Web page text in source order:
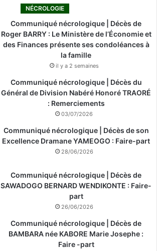
NÉCROLOGIE
Communiqué nécrologique | Décès de
Roger BARRY : Le Ministère de l’Économie et
des Finances présente ses condoléances à
la famille
il y a 2 semaines
Communiqué nécrologique | Décès du
Général de Division Nabéré Honoré TRAORÉ
: Remerciements
03/07/2026
Communiqué nécrologique | Décès de son
Excellence Dramane YAMEOGO : Faire-part
28/06/2026
Communiqué nécrologique | Décès de
SAWADOGO BERNARD WENDIKONTE : Faire-
part
26/06/2026
Communiqué nécrologique | Décès de
BAMBARA née KABORE Marie Josephe :
Faire -part